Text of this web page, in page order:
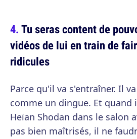
Tu seras content de
vidéos de lui en train de
ridicules
Parce qu'il va s'entraîner. Il
comme un dingue. Et quand
Heïan Shodan dans le salon
pas bien maîtrisés, il ne